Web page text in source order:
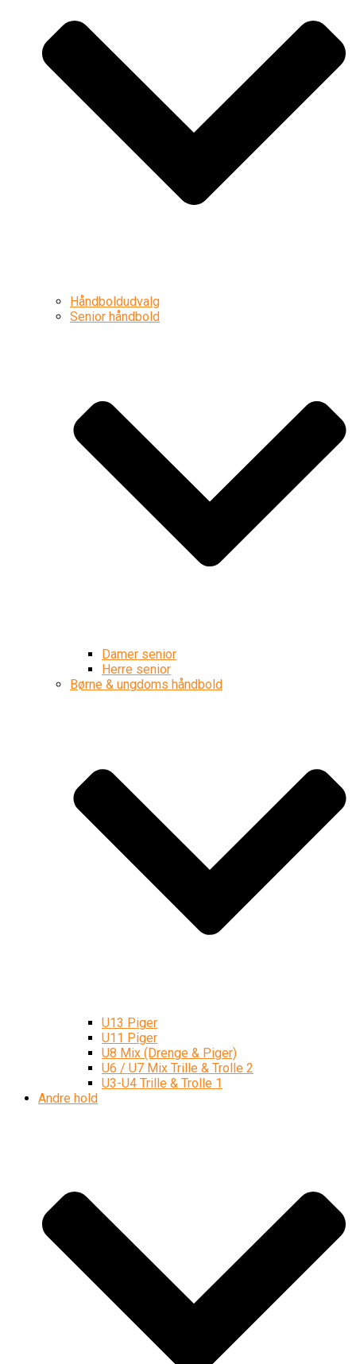
Håndboldudvalg
Senior håndbold
Damer senior
Herre senior
Børne & ungdoms håndbold
U13 Piger
U11 Piger
U8 Mix (Drenge & Piger)
U6 / U7 Mix Trille & Trolle 2
U3-U4 Trille & Trolle 1
Andre hold